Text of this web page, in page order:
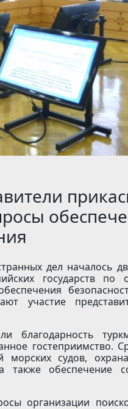
дел началось
государств по
участие
благодарность
гостеприимство.
морских судов,
обеспечение
организации